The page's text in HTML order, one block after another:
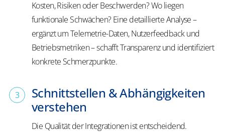
Kosten, Risiken oder Beschwerden? Wo liegen
funktionale Schwächen? Eine detaillierte Analyse –
ergänzt um Telemetrie-Daten, Nutzerfeedback und
Betriebsmetriken – schafft Transparenz und identifiziert
konkrete Schmerzpunkte.
Schnittstellen & Abhängigkeiten
verstehen
Die Qualität der Integrationen ist entscheidend.